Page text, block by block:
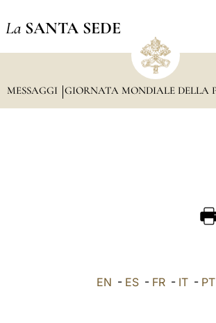
La SANTA SEDE
MESSAGGI GIORNATA MONDIALE DELLA
EN - ES- FR- IT- PT